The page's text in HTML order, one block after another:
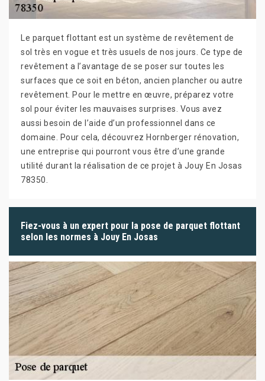
Le parquet flottant est un système de revêtement de
sol très en vogue et très usuels de nos jours. Ce type de
revêtement a l’avantage de se poser sur toutes les
surfaces que ce soit en béton, ancien plancher ou autre
revêtement. Pour le mettre en œuvre, préparez votre
sol pour éviter les mauvaises surprises. Vous avez
aussi besoin de l’aide d’un professionnel dans ce
domaine. Pour cela, découvrez Hornberger rénovation,
une entreprise qui pourront vous être d’une grande
utilité durant la réalisation de ce projet à Jouy En Josas
78350.
Fiez-vous à un expert pour la pose de parquet flottant
selon les normes à Jouy En Josas